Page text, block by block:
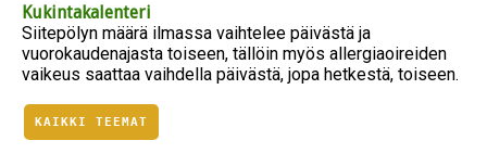
Kukintakalenteri
Siitepölyn määrä ilmassa vaihtelee päivästä ja
vuorokaudenajasta toiseen, tällöin myös allergiaoireiden
vaikeus saattaa vaihdella päivästä, jopa hetkestä, toiseen.
KAIKKI TEEMAT